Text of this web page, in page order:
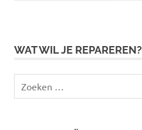
WAT WIL JE REPAREREN?
naar: